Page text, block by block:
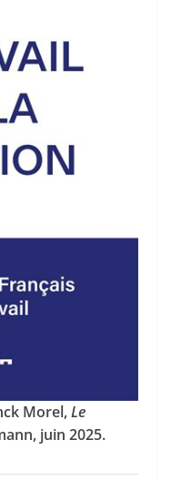
Morel,Le
juin 2025.